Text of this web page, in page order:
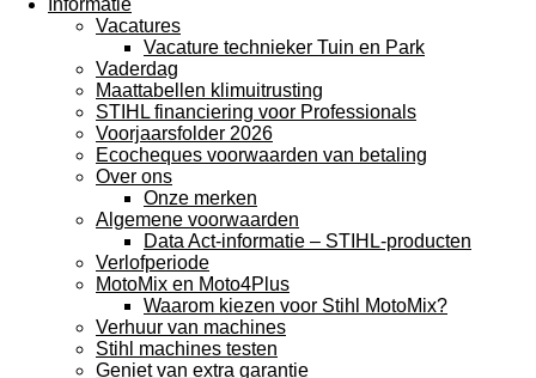
Informatie
Vacatures
Vacature technieker Tuin en Park
Vaderdag
Maattabellen klimuitrusting
STIHL financiering voor Professionals
Voorjaarsfolder 2026
Ecocheques voorwaarden van betaling
Over ons
Onze merken
Algemene voorwaarden
Data Act-informatie – STIHL-producten
Verlofperiode
MotoMix en Moto4Plus
Waarom kiezen voor Stihl MotoMix?
Verhuur van machines
Stihl machines testen
Geniet van extra garantie